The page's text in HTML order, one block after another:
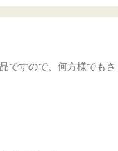
ですので、何方様でもさ